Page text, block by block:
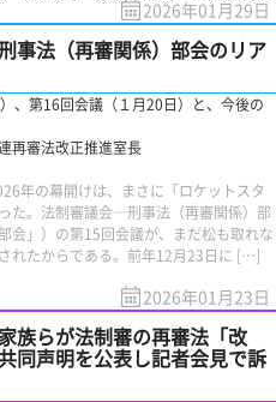
2026年01月29日
事法（再審関係）部会のリア
、第16回会議（１月20日）と、今後の
再審法改正推進室長
の幕開けは、まさに「ロケットスタ
た。法制審議会―刑事法（再審関係）部
会」）の第15回会議が、まだ松も取れな
れたからである。前年12月23日に […]
2026年01月23日
族らが法制審の再審法「改
同声明を公表し記者会見で訴